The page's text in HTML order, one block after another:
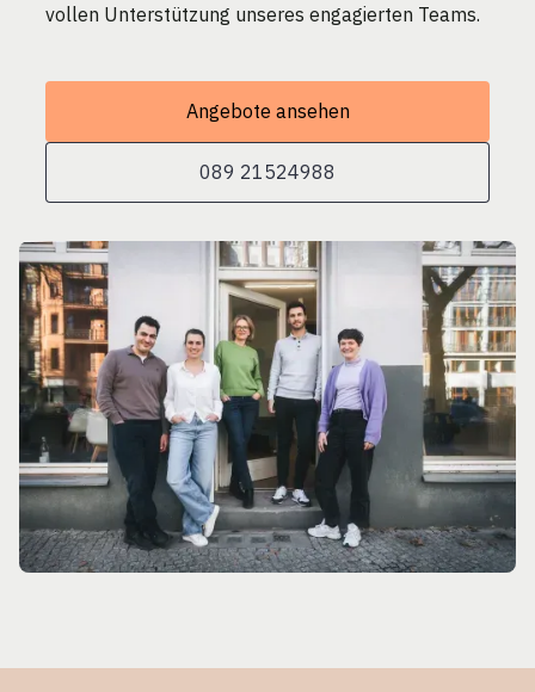
vollen Unterstützung unseres engagierten Teams.
Angebote ansehen
089 21524988